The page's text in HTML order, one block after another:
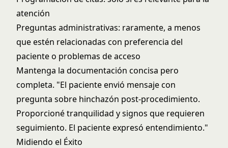
atención
Preguntas administrativas: raramente, a menos
que estén relacionadas con preferencia del
paciente o problemas de acceso
Mantenga la documentación concisa pero
completa. "El paciente envió mensaje con
pregunta sobre hinchazón post-procedimiento.
Proporcioné tranquilidad y signos que requieren
seguimiento. El paciente expresó entendimiento."
Midiendo el Éxito